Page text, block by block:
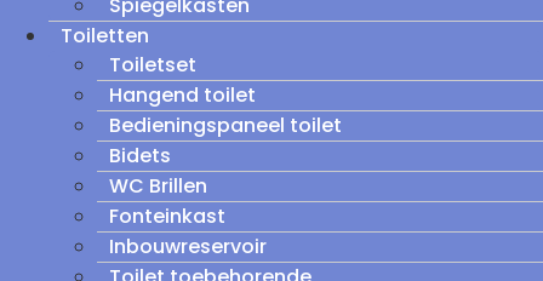
Toiletten
Toiletset
Hangend toilet
Bedieningspaneel toilet
Bidets
WC Brillen
Fonteinkast
Inbouwreservoir